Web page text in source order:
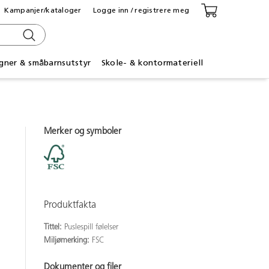
& småbarnsutstyr Skole- & kontormateriell
Kampanjer/kataloger Logge inn / registrere meg
Merker og symboler
Produktfakta
Tittel: Puslespill følelser
Miljømerking: FSC